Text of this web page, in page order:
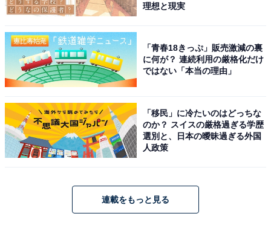
理想と現実
「青春18きっぷ」販売激減の裏
に何が？ 連続利用の厳格化だけ
ではない「本当の理由」
「移民」に冷たいのはどっちな
のか？ スイスの厳格過ぎる学歴
選別と、日本の曖昧過ぎる外国
人政策
連載をもっと見る